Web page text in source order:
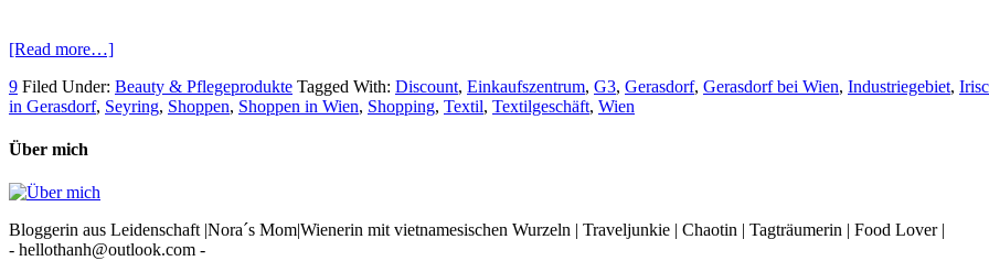
[Read more…]
9 Filed Under: Beauty & Pflegeprodukte Tagged With: Discount, Einkaufszentrum, G3, Gerasdorf, Gerasdorf bei Wien, Industriegebiet,
in Gerasdorf, Seyring, Shoppen, Shoppen in Wien, Shopping, Textil, Textilgeschäft, Wien
Über mich
Bloggerin aus Leidenschaft |Nora´s Mom|Wienerin mit vietnamesischen Wurzeln | Traveljunkie | Chaotin | Tagträumerin | Food Lover |
- hellothanh@outlook.com -